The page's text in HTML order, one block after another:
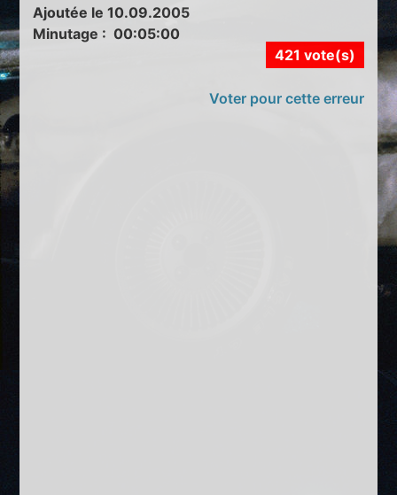
Ajoutée le 10.09.2005
Minutage : 00:05:00
421 vote(s)
Voter pour cette erreur